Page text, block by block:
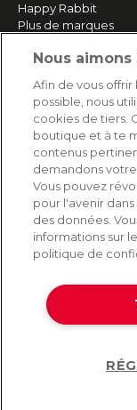
Happy Rabbit
Plus de marques
SERVICE
Livraison rapide et
Retours &
Paiement sécurisé
AIDE
Contact
Livraison et
Foire aux questions
Protection des
Nous
Afin de vous
possible, nous
cookies de tiers.
boutique et à te
contenus
demandons
Vous pouvez
pour l'avenir
des données.
informations sur
politique de